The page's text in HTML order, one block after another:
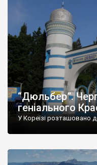
“Дюльбер”.
геніального
У Кореїзі розташовано